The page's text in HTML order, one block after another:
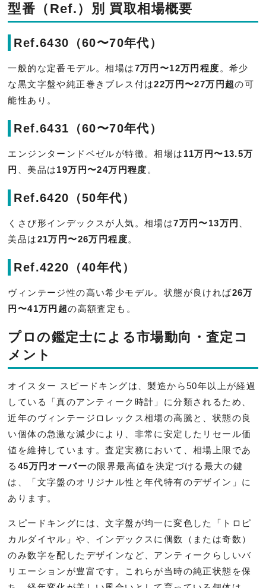
型番（Ref.）別 買取相場概要
Ref.6430（60〜70年代）
一般的な定番モデル。相場は7万円〜12万円程度 。希少
な黒文字盤や純正巻きブレス付は22万円〜27万円超の可
能性あり。
Ref.6431（60〜70年代）
エンジンターンドベゼルが特徴。相場は 11万円〜13.5万
円
、美品は19万円〜24万円程度 。
Ref.6420（50年代）
くさび形インデックスが人気。相場は7万円〜13万円
美品は21万円〜26万円程度。
Ref.4220（40年代）
ヴィンテージ性の高い希少モデル。状態が良ければ26万
円〜41万円超の高額査定も。
プロの鑑定士による市場動向・査定コ
メント
オイスター スピードキングは、製造から50年以上が経過
している「真のアンティーク時計」に分類されるため、
近年のヴィンテージロレックス相場の高騰と、状態の良
い個体の急激な減少により、非常に安定したリセール価
値を維持しています。査定実務において、相場上限であ
る 45万円オーバーの限界最高値を決定づける最大の鍵
は、「文字盤のオリジナル性と年代特有のデザイン」に
あります。
スピードキングには、文字盤が均一に変色した「トロピ
カルダイヤル」や、インデックスに偶数（または奇数）
のみ数字を配したデザインなど、アンティークらしいバ
リエーションが豊富です。これらが当時の純正状態を保